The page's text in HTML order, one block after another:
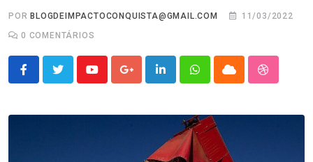
POR BLOGDEIMPACTOCONQUISTA@GMAIL.COM
11/03/2022
0 COMENTÁRIOS
YoutubeGoogle+LinkedInWhatsappCloud